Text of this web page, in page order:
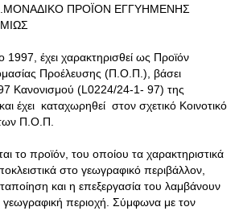
ΠΡΟΪΟΝ ΕΓΓΥΗΜΕΝΗΣ
έχει χαρακτηρισθεί ως Προϊόν
Προέλευσης (Π.Ο.Π.), βάσει
Κανονισμού (L0224/24-1- 97) της
έχει καταχωρηθεί στον σχετικό Κοινοτικό
Π.Ο.Π.
το προϊόν, του οποίου τα χαρακτηριστικά
στο γεωγραφικό περιβάλλον,
και η επεξεργασία του λαμβάνουν
περιοχή. Σύμφωνα με τον